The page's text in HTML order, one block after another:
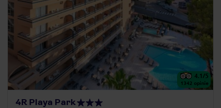
4.1/5
1342 opinie
4R Playa Park